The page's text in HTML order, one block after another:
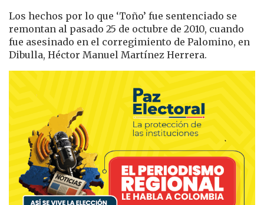
Los hechos por lo que ‘Toño’ fue sentenciado se
remontan al pasado 25 de octubre de 2010, cuando
fue asesinado en el corregimiento de Palomino, en
Dibulla, Héctor Manuel Martínez Herrera.